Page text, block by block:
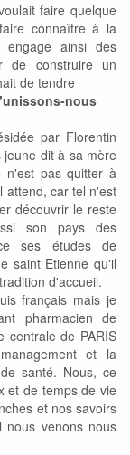
faire quelque
connaître à la
ainsi des
de construire un
de tendre
nous
par Florentin
dit à sa mère
n'est pas quitter à
attend, car tel n'est
découvrir le reste
son pays des
ses études de
saint Etienne qu'il
d'accueil.
français mais je
pharmacien de
centrale de PARIS
et la
santé. Nous, ce
et de temps de vie
et nos savoirs
nous venons nous